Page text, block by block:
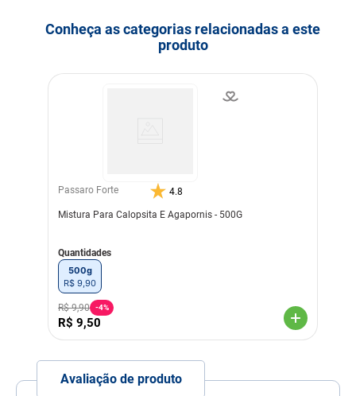
Conheça as categorias relacionadas a este
produto
Passaro Forte 4.8
Mistura Para Calopsita E Agapornis - 500G
Quantidades
500g
R$ 9 90
R$ 9,90 -4%
R$ 9,50
Avaliação de produto